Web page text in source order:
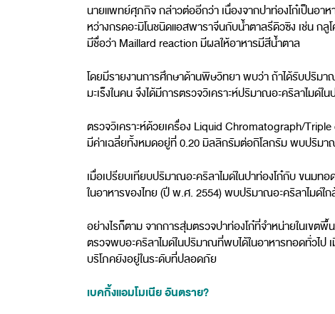
นายแพทย์ศุภกิจ กล่าวต่ออีกว่า เนื่องจากปาท่องโก๋เป็นอา
หว่างกรดอะมิโนชนิดแอสพาราจีนกับน้ำตาลรีดิวซิง เช่น ก
มีชื่อว่า Maillard reaction มีผลให้อาหารมีสีน้ำตาล
โดยมีรายงานการศึกษาด้านพิษวิทยา พบว่า ถ้าได้รับปริม
มะเร็งในคน จึงได้มีการตรวจวิเคราะห์ปริมาณอะคริลาไมด์
ตรวจวิเคราะห์ด้วยเครื่อง Liquid Chromatograph/
มีค่าเฉลี่ยทั้งหมดอยู่ที่ 0.20 มิลลิกรัมต่อกิโลกรัม พบปริมาณ
เมื่อเปรียบเทียบปริมาณอะคริลาไมด์ในปาท่องโก๋กับ ขนม
ในอาหารของไทย (ปี พ.ศ. 2554) พบปริมาณอะคริลาไมด์
อย่างไรก็ตาม จากการสุ่มตรวจปาท่องโก๋ที่จำหน่ายในเข
ตรวจพบอะคริลาไมด์ในปริมาณที่พบได้ในอาหารทอดทั่วไป
บริโภคยังอยู่ในระดับที่ปลอดภัย
เบคกิ้งแอมโมเนีย อันตราย?